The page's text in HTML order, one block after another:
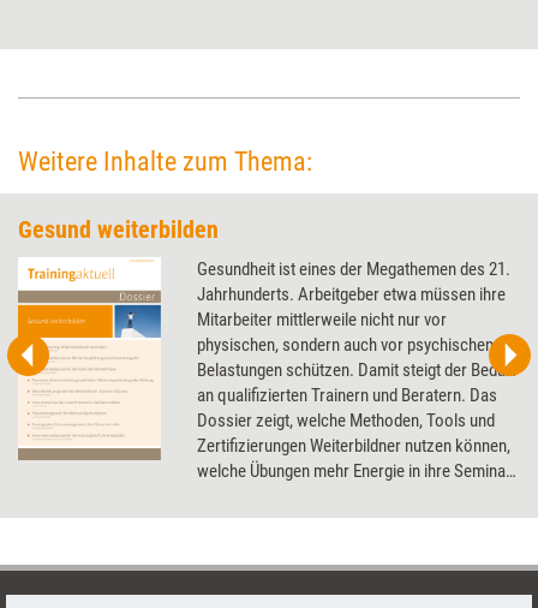
Weitere Inhalte zum Thema:
Gesund weiterbilden
Gesundheit ist eines der Megathemen des 21.
Jahrhunderts. Arbeitgeber etwa müssen ihre
Mitarbeiter mittlerweile nicht nur vor
physischen, sondern auch vor psychischen
Belastungen schützen. Damit steigt der Bedarf
an qualifizierten Trainern und Beratern. Das
Dossier zeigt, welche Methoden, Tools und
Zertifizierungen Weiterbildner nutzen können,
welche Übungen mehr Energie in ihre Seminar